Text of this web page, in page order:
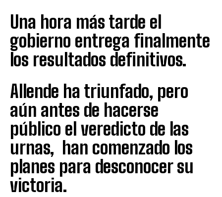
Una hora más tarde el
gobierno entrega finalmente
los resultados definitivos.
Allende ha triunfado, pero
aún antes de hacerse
público el veredicto de las
urnas, han comenzado los
planes para desconocer su
victoria.